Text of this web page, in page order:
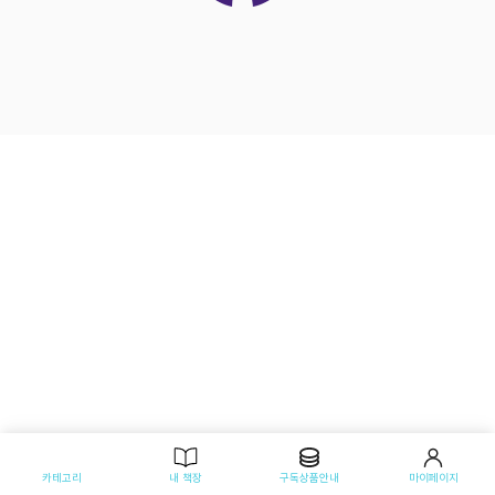
카테고리 내 책장 구독상품안내 마이페이지